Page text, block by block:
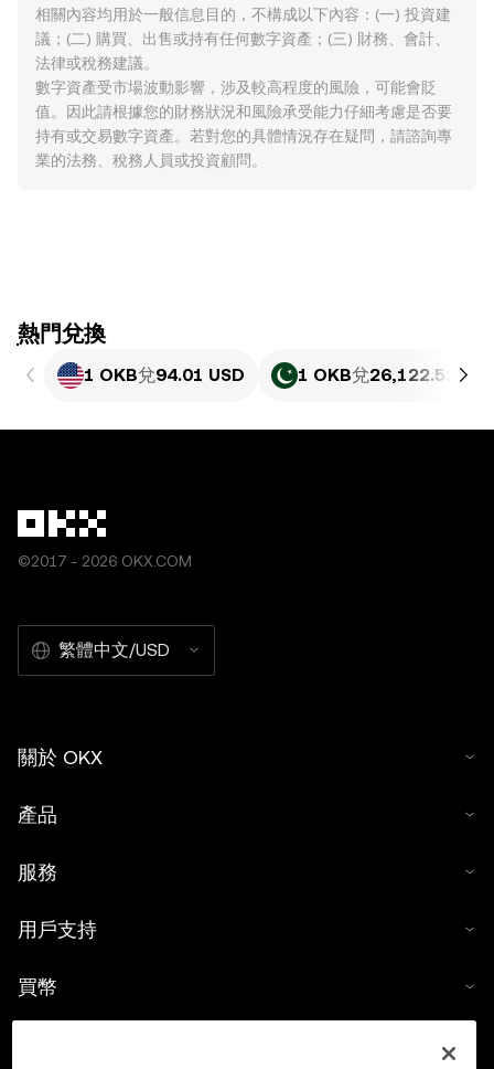
相關內容均用於一般信息目的，不構成以下內容：(一) 投資建
議；(二) 購買、出售或持有任何數字資產；(三) 財務、會計、
法律或稅務建議。
數字資產受市場波動影響，涉及較高程度的風險，可能會貶
值。因此請根據您的財務狀況和風險承受能力仔細考慮是否要
持有或交易數字資產。若對您的具體情況存在疑問，請諮詢專
業的法務、稅務人員或投資顧問。
ִִִִִִִִִִִִִִִִִִִִִִִִִִִִִִִִִִִִִִִִִִִִִִִִ熱門兌換
1 OKB兌94.01 USD 1 OKB兌26,122.52 PKR
©2017 - 2026 OKX.COM
繁體中文/USD
關於 OKX
產品
服務
用戶支持
買幣